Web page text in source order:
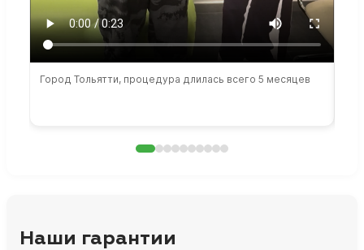
Город Тольятти, процедура длилась всего 5 месяцев
Наши гарантии